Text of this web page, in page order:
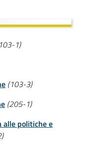
1)
(103-3)
(205-1)
alle politiche e